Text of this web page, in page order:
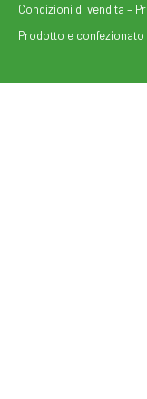
Condizioni di vendita –
Prodotto e confezionato